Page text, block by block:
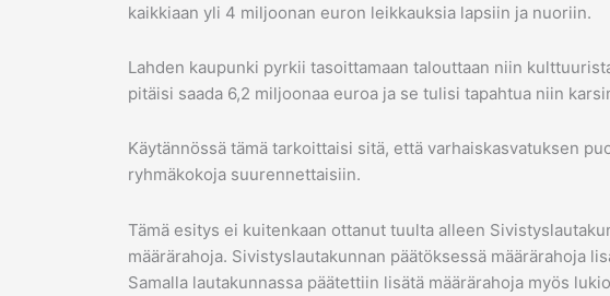
kaikkiaan yli 4 miljoonan euron leikkauksia lapsiin ja nuoriin.
Lahden kaupunki pyrkii tasoittamaan talouttaan niin
pitäisi saada 6,2 miljoonaa euroa ja se tulisi tapahtua niin
Käytännössä tämä tarkoittaisi sitä, että varhaiskasvatuksen
ryhmäkokoja suurennettaisiin.
Tämä esitys ei kuitenkaan ottanut tuulta alleen
määrärahoja. Sivistyslautakunnan päätöksessä määrärahoja
Samalla lautakunnassa päätettiin lisätä määrärahoja myös